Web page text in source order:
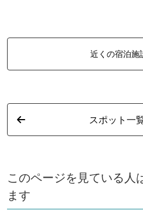
近くの宿泊施
スポット一
このページを見ている人
ます